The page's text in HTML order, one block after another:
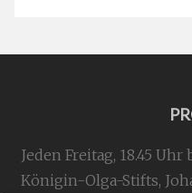
Jeden Freitag, 18.45
Königin-Olga-Stifts,